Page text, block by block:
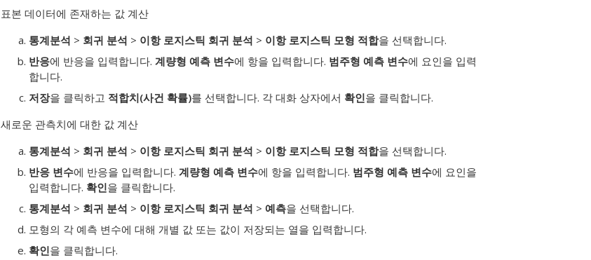
표본 데이터에 존재하는 값 계산
통계분석 > 회귀 분석 > 이항 로지스틱 회귀 분석 > 이항 로지스틱 모형 적합을 선택합니다.
반응에 반응을 입력합니다. 계량형 예측 변수에 항을 입력합니다. 범주형 예측 변수에 요인을 입력
합니다.
저장을 클릭하고 적합치(사건 확률)를 선택합니다. 각 대화 상자에서 확인을 클릭합니다.
새로운 관측치에 대한 값 계산
통계분석 > 회귀 분석 > 이항 로지스틱 회귀 분석 > 이항 로지스틱 모형 적합을 선택합니다.
반응 변수에 반응을 입력합니다. 계량형 예측 변수에 항을 입력합니다. 범주형 예측 변수에 요인을
입력합니다. 확인을 클릭합니다.
통계분석 > 회귀 분석 > 이항 로지스틱 회귀 분석 > 예측을 선택합니다.
모형의 각 예측 변수에 대해 개별 값 또는 값이 저장되는 열을 입력합니다.
확인을 클릭합니다.